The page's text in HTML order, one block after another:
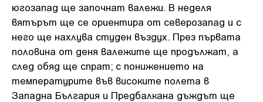
югозапад ще започнат валежи. В неделя
вятърът ще се ориентира от северозапад и с
него ще нахлува студен въздух. През първата
половина от деня валежите ще продължат, а
след обяд ще спрат; с понижението на
температурите във високите полета в
Западна България и Предбалкана дъждът ще